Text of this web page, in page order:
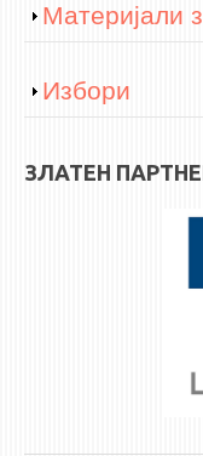
Show
Материјали
Show
Избори
ЗЛАТЕН